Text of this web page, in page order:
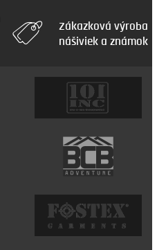
Zákazková výroba
nášiviek a známok